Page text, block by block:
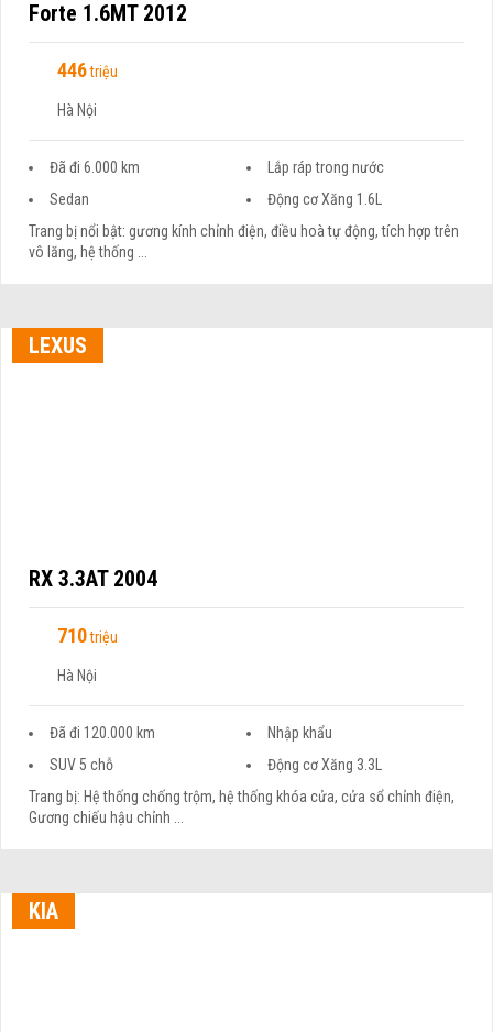
Forte 1.6MT 2012
446triệu
Hà Nội
Đã đi 6.000 km
Lắp ráp trong nước
Sedan
Động cơ Xăng 1.6L
Trang bị nổi bật: gương kính chỉnh điện, điều hoà tự động, tích hợp trên
vô lăng, hệ thống ...
LEXUS
RX 3.3AT 2004
710triệu
Hà Nội
Đã đi 120.000 km
Nhập khẩu
SUV 5 chỗ
Động cơ Xăng 3.3L
Trang bị: Hệ thống chống trộm, hệ thống khóa cửa, cửa sổ chỉnh điện,
Gương chiếu hậu chỉnh ...
KIA